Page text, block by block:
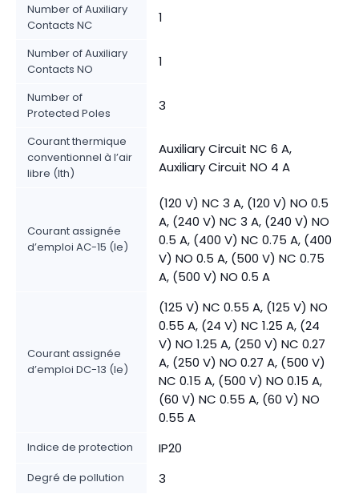
Number of Auxiliary
Contacts NC
1
Number of Auxiliary
Contacts NO
1
Number of
Protected Poles
3
Courant thermique
conventionnel à l’air
libre (Ith)
Auxiliary Circuit NC 6 A,
Auxiliary Circuit NO 4 A
Courant assignée
d’emploi AC-15 (Ie)
(120 V) NC 3 A, (120 V) NO 0.5
A, (240 V) NC 3 A, (240 V) NO
0.5 A, (400 V) NC 0.75 A, (400
V) NO 0.5 A, (500 V) NC 0.75
A, (500 V) NO 0.5 A
Courant assignée
d’emploi DC-13 (Ie)
(125 V) NC 0.55 A, (125 V) NO
0.55 A, (24 V) NC 1.25 A, (24
V) NO 1.25 A, (250 V) NC 0.27
A, (250 V) NO 0.27 A, (500 V)
NC 0.15 A, (500 V) NO 0.15 A,
(60 V) NC 0.55 A, (60 V) NO
0.55 A
Indice de protection IP20
Degré de pollution 3